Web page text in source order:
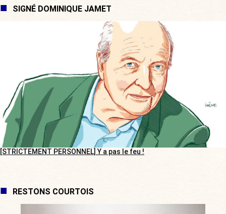
SIGNÉ DOMINIQUE JAMET
[STRICTEMENT PERSONNEL] Y a pas le feu !
RESTONS COURTOIS